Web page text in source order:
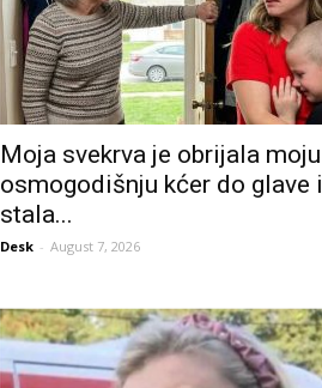
Moja svekrva je obrijala moju
osmogodišnju kćer do glave i
stala...
Desk - August 7, 2026